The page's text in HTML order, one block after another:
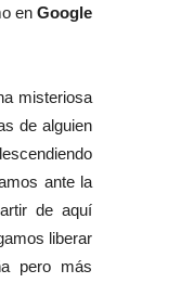
enGoogle
misteriosa
de alguien
ante la
de aquí
liberar
pero más